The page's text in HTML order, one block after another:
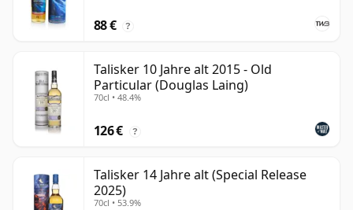
88 € ?
Talisker 10 Jahre alt 2015 - Old
Particular (Douglas Laing)
70cl • 48.4%
126 € ?
Talisker 14 Jahre alt (Special Release
2025)
70cl • 53.9%